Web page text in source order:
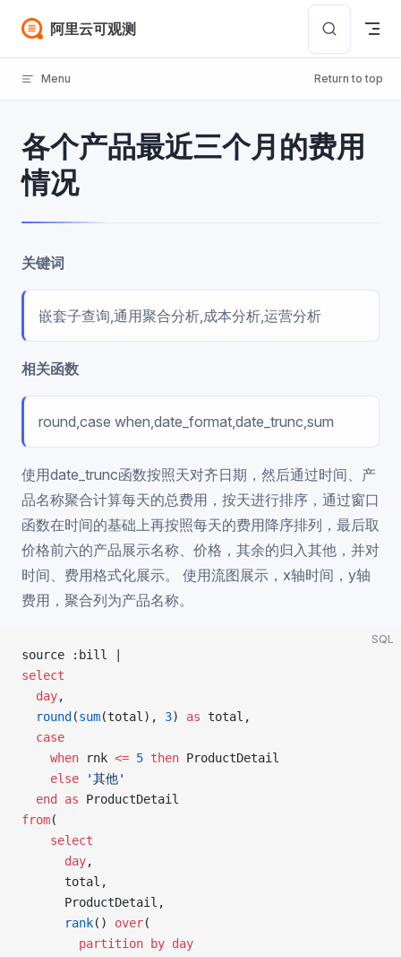
Skip to content
阿里云可观测
Menu Return to top
各个产品最近三个月的费用
情况
关键词
嵌套子查询,通用聚合分析,成本分析,运营分析
相关函数
round,case when,date_format,date_trunc,sum
使用date_trunc函数按照天对齐日期，然后通过时间、产
品名称聚合计算每天的总费用，按天进行排序，通过窗口
函数在时间的基础上再按照每天的费用降序排列，最后取
价格前六的产品展示名称、价格，其余的归入其他，并对
时间、费用格式化展示。 使用流图展示，x轴时间，y轴
费用，聚合列为产品名称。
SQL
source :bill |
select
  day
,
  round
(sum(total), 3) as total,
  case
    when
rnk <= 5 then ProductDetail
    else
'其他'
  end
as ProductDetail
from(
    select
      day
,
      total,
      ProductDetail,
      rank
() over(
        partition
by day